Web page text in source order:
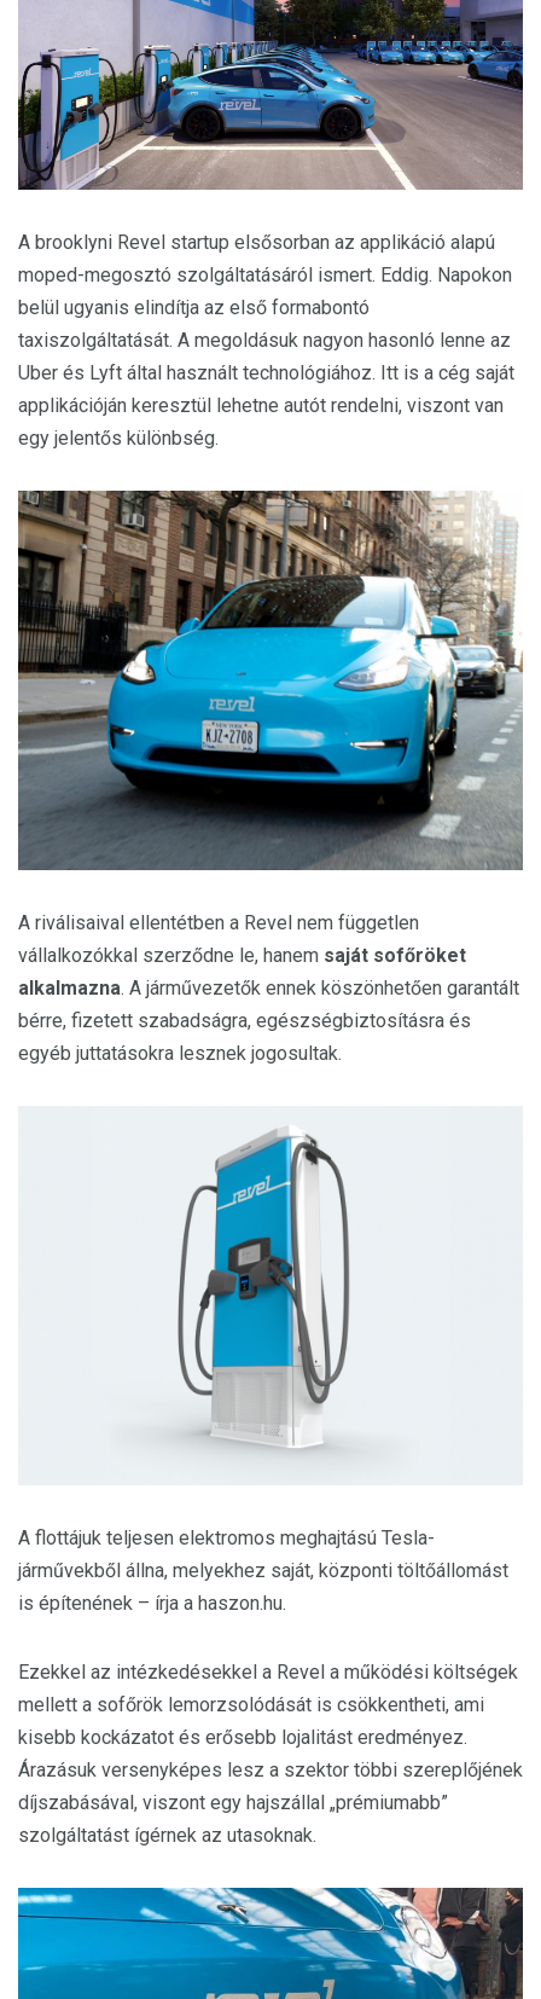
A brooklyni Revel startup elsősorban az applikáció alapú
moped-megosztó szolgáltatásáról ismert. Eddig. Napokon
belül ugyanis elindítja az első formabontó
taxiszolgáltatását. A megoldásuk nagyon hasonló lenne az
Uber és Lyft által használt technológiához. Itt is a cég saját
applikációján keresztül lehetne autót rendelni, viszont van
egy jelentős különbség.
A riválisaival ellentétben a Revel nem független
vállalkozókkal szerződne le, hanem saját sofőröket
alkalmazna. A járművezetők ennek köszönhetően garantált
bérre, fizetett szabadságra, egészségbiztosításra és
egyéb juttatásokra lesznek jogosultak.
A flottájuk teljesen elektromos meghajtású Tesla-
járművekből állna, melyekhez saját, központi töltőállomást
is építenének – írja a haszon.hu.
Ezekkel az intézkedésekkel a Revel a működési költségek
mellett a sofőrök lemorzsolódását is csökkentheti, ami
kisebb kockázatot és erősebb lojalitást eredményez.
Árazásuk versenyképes lesz a szektor többi szereplőjének
díjszabásával, viszont egy hajszállal „prémiumabb”
szolgáltatást ígérnek az utasoknak.